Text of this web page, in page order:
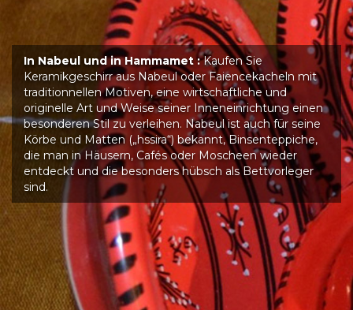
In Nabeul und in Hammamet :Kaufen Sie
Keramikgeschirr aus Nabeul oder Faiencekacheln mit
traditionnellen Motiven, eine wirtschaftliche und
originelle Art und Weise seiner Inneneinrichtung einen
besonderen Stil zu verleihen. Nabeul ist auch für seine
Körbe und Matten („hssira“) bekannt, Binsenteppiche,
die man in Häusern, Cafés oder Moscheen wieder
entdeckt und die besonders hübsch als Bettvorleger
sind.